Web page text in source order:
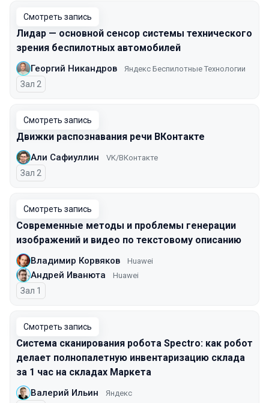
Смотреть запись
Лидар — основной сенсор системы технического
зрения беспилотных автомобилей
Георгий Никандров Яндекс Беспилотные Технологии
Зал 2
Смотреть запись
Движки распознавания речи ВКонтакте
Али Сафиуллин VK/ВКонтакте
Зал 2
Смотреть запись
Современные методы и проблемы генерации
изображений и видео по текстовому описанию
Владимир Корвяков Huawei
Андрей Иванюта Huawei
Зал 1
Смотреть запись
Система сканирования робота Spectro: как робот
делает полнопалетную инвентаризацию склада
за 1 час на складах Маркета
Валерий Ильин Яндекс